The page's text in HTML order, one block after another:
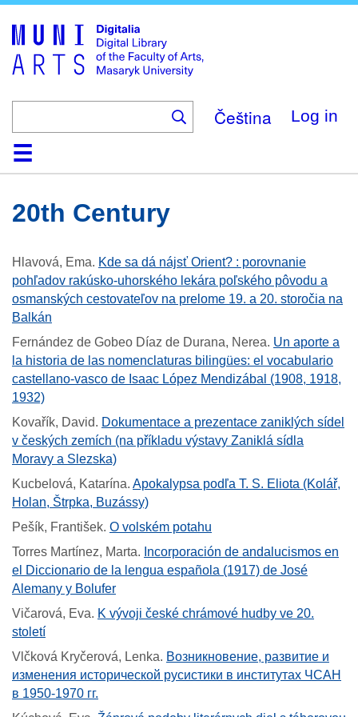
main
content
Čeština Log in
HomeCollections
Browse
Search
About
HelpContactDigitalia
20th Century
Hlavová, Ema. Kde sa dá nájsť Orient? : porovnanie
pohľadov rakúsko-uhorského lekára poľského pôvodu a
osmanských cestovateľov na prelome 19. a 20. storočia na
Balkán
Fernández de Gobeo Díaz de Durana, Nerea. Un aporte a
la historia de las nomenclaturas bilingües: el vocabulario
castellano-vasco de Isaac López Mendizábal (1908, 1918,
1932)
Kovařík, David. Dokumentace a prezentace zaniklých sídel
v českých zemích (na příkladu výstavy Zaniklá sídla
Moravy a Slezska)
Kucbelová, Katarína. Apokalypsa podľa T. S. Eliota (Kolář,
Holan, Štrpka, Buzássy)
Pešík, František. O volském potahu
Torres Martínez, Marta. Incorporación de andalucismos en
el Diccionario de la lengua española (1917) de José
Alemany y Bolufer
Vičarová, Eva. K vývoji české chrámové hudby ve 20.
století
Vlčková Kryčerová, Lenka. Возникновение, развитие и
изменения исторической русистики в институтах ЧСАН
в 1950-1970 гг.